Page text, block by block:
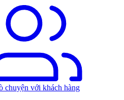
chuyện với khách hàng